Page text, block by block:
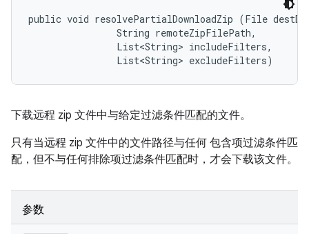
public void resolvePartialDownloadZip (File
                String remoteZipFilePath,
                List<String> includeFilters,
                List<String> excludeFilters)
下载远程 zip 文件中与给定过滤条件匹配的文件。
只有当远程 zip 文件中的文件路径与任何 包含项过滤条件匹
配，但不与任何排除项过滤条件匹配时，才会下载该文件。
参数